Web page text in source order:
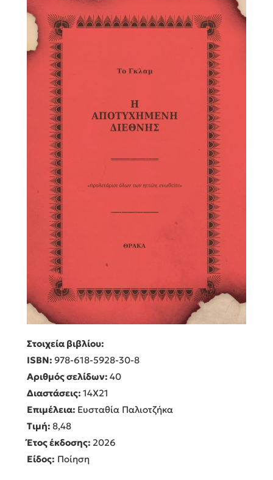
Στοιχεία βιβλίου:
ISBN: 978-618-5928-30-8
Αριθμός σελίδων: 40
Διαστάσεις: 14Χ21
Επιμέλεια: Ευσταθία Παλιοτζήκα
Τιμή: 8,48
Έτος έκδοσης: 2026
Είδος: Ποίηση